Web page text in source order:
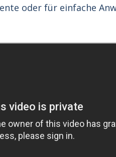
oder für einfache